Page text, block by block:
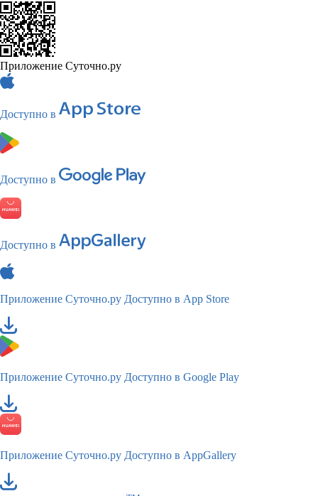
Приложение Суточно.ру
Доступно в
Доступно в
Доступно в
Приложение Суточно.ру Доступно в App Store
Приложение Суточно.ру Доступно в Google Play
Приложение Суточно.ру Доступно в AppGallery